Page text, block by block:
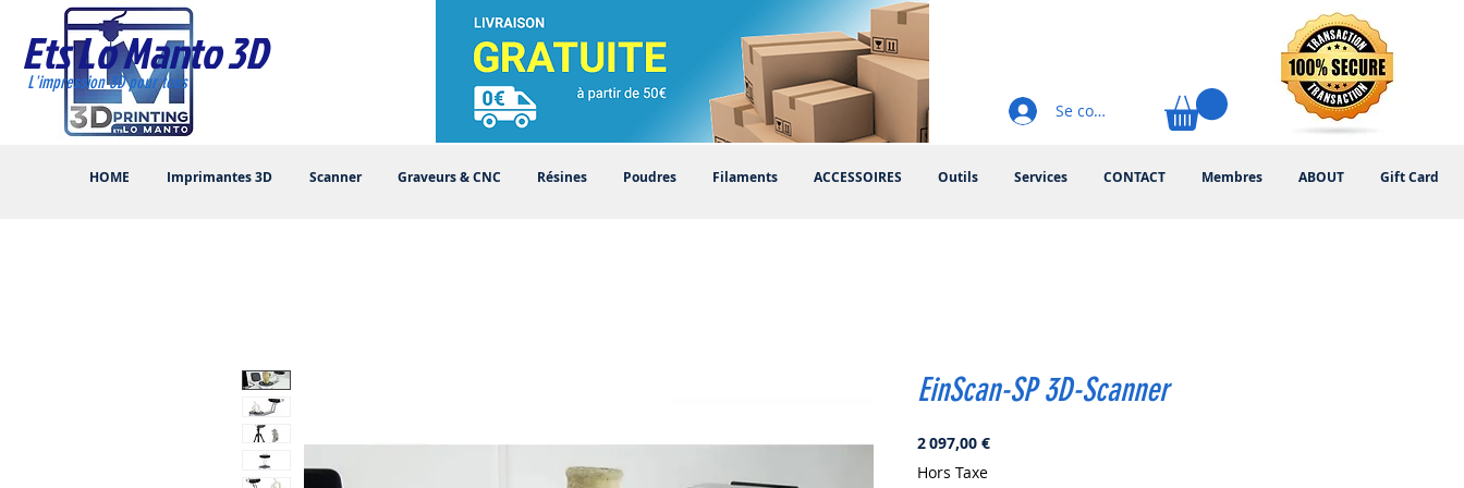
Ets Lo Manto 3D
HOME Imprimantes 3D Scanner Graveurs & CNC Résines Poudres Filaments ACCESSOIRES Outils Services CONTACT Membres ABOUT Gift Card
L'impression 3D pour tous
Se connecter
EinScan-SP 3D-Scanner
2 097,00 €Prix
Hors Taxe